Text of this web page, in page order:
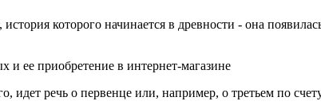
которого начинается в древности - она
идет речь о первенце или, например, о третьем по